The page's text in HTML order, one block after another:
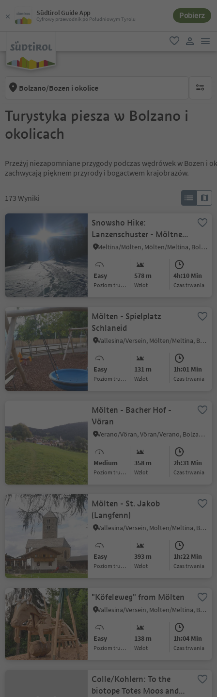
Südtirol Guide App
Cyfrowy przewodnik po Południowym Tyrolu Pobierz
ulubione
Bolzano/Bozen i okolice brak
Turystyka piesza w Bolzano i
okolicach
Przeżyj niezapomniane przygody podczas wędrówek w Bozen i
zachwycają pięknem przyrody i bogactwem krajobrazów.
173 Wyniki
Snowsho Hike:
Lanzenschuster - Möltner
Joch
Meltina/Mölten, Mölten/Meltina, Bolzano/Bozen and environs
Easy
Poziom trudności
578 m
Wzlot
4h:10 Min
czas trwania
Mölten - Spielplatz
Schlaneid
Vallesina/Versein, Mölten/Meltina, Bolzano/Bozen and environs
Easy
Poziom trudności
131 m
Wzlot
1h:01 Min
czas trwania
Mölten - Bacher Hof -
Vöran
Verano/Vöran, Vöran/Verano, Bolzano/Bozen and environs
Medium
Poziom trudności
358 m
Wzlot
2h:31 Min
czas trwania
Mölten - St. Jakob
(Langfenn)
Vallesina/Versein, Mölten/Meltina, Bolzano/Bozen and environs
Easy
Poziom trudności
393 m
Wzlot
1h:22 Min
czas trwania
"Köfeleweg" from Mölten
Vallesina/Versein, Mölten/Meltina, Bolzano/Bozen and environs
Easy
Poziom trudności
138 m
Wzlot
1h:04 Min
czas trwania
Colle/Kohlern: To the
biotope Totes Moos and